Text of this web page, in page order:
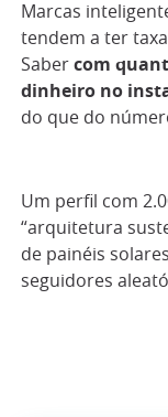
Marcas
tendem a ter
Saber com
dinheiro no
do que do
Um perfil com
“arquitetura
de painéis
seguidores